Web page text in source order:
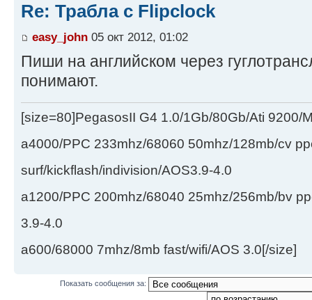
Re: Трабла с Flipclock
easy_john 05 окт 2012, 01:02
Пиши на английском через
понимают.
[size=80]PegasosII G4 1.0/1Gb/80Gb/Ati 9200/
a4000/PPC 233mhz/68060 50mhz/128mb/cv
surf/kickflash/indivision/AOS3.9-4.0
a1200/PPC 200mhz/68040 25mhz/256mb/bv
3.9-4.0
a600/68000 7mhz/8mb fast/wifi/AOS 3.0[/size]
Показать сообщения за: